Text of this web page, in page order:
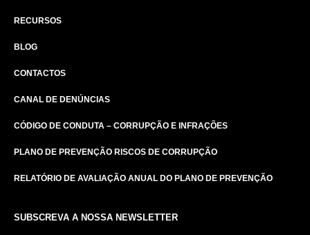
RECURSOS
BLOG
CONTACTOS
CANAL DE DENÚNCIAS
CÓDIGO DE CONDUTA – CORRUPÇÃO E INFRAÇÕES
PLANO DE PREVENÇÃO RISCOS DE CORRUPÇÃO
RELATÓRIO DE AVALIAÇÃO ANUAL DO PLANO DE PREVENÇÃO
SUBSCREVA A NOSSA NEWSLETTER